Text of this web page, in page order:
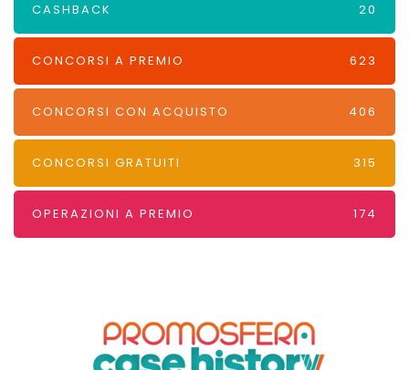
CASHBACK 20
CONCORSI A PREMIO 623
CONCORSI CON ACQUISTO 406
CONCORSI GRATUITI 315
OPERAZIONI A PREMIO 174